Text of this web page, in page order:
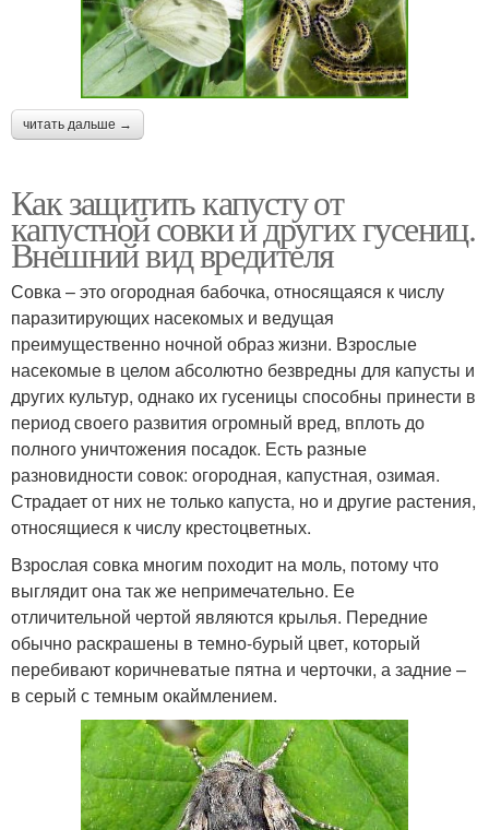
читать дальше →
Как защитить капусту от
капустной совки и других гусениц.
Внешний вид вредителя
Совка – это огородная бабочка, относящаяся к числу
паразитирующих насекомых и ведущая
преимущественно ночной образ жизни. Взрослые
насекомые в целом абсолютно безвредны для капусты и
других культур, однако их гусеницы способны принести в
период своего развития огромный вред, вплоть до
полного уничтожения посадок. Есть разные
разновидности совок: огородная, капустная, озимая.
Страдает от них не только капуста, но и другие растения,
относящиеся к числу крестоцветных.
Взрослая совка многим походит на моль, потому что
выглядит она так же непримечательно. Ее
отличительной чертой являются крылья. Передние
обычно раскрашены в темно-бурый цвет, который
перебивают коричневатые пятна и черточки, а задние –
в серый с темным окаймлением.